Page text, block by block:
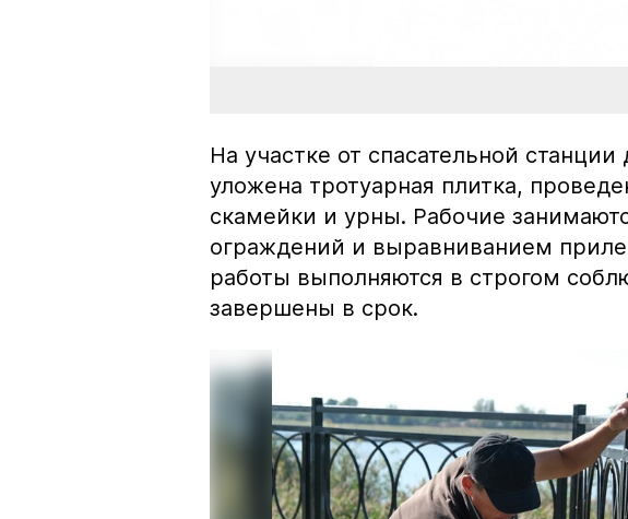
На участке от спасательной
уложена тротуарная плитка,
скамейки и урны. Рабочие
ограждений и выравниванием
работы выполняются в строгом
завершены в срок.